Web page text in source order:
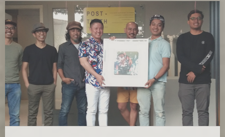
10 kali Berapa, Tribute to Widayat
Jadinya berapa? Kita bisa terpukau pada apa saja. Pada hal
yang sudah atau tak pernah kita…